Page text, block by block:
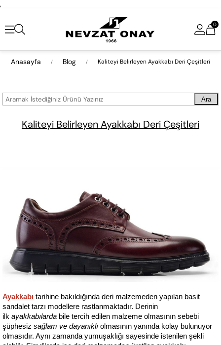
,
0
Anasayfa Blog Kaliteyi Belirleyen Ayakkabı Deri Çeşitleri
Ara
Kaliteyi Belirleyen Ayakkabı Deri Çeşitleri
Ayakkabı tarihine bakıldığında deri malzemeden yapılan basit
sandalet tarzı modellere rastlanmaktadır. Derinin
ilk ayakkabılarda bile tercih edilen malzeme olmasının sebebi
şüphesiz sağlam ve dayanıklı olmasının yanında kolay bulunuyor
olmasıdır. Aynı zamanda yumuşaklığı sayesinde istenilen şekli